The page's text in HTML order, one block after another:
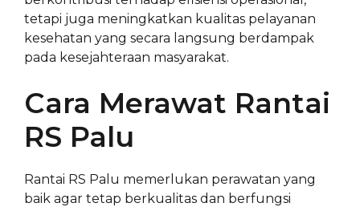
tetapi juga meningkatkan kualitas pelayanan
kesehatan yang secara langsung berdampak
pada kesejahteraan masyarakat.
Cara Merawat Rantai
RS Palu
Rantai RS Palu memerlukan perawatan yang
baik agar tetap berkualitas dan berfungsi